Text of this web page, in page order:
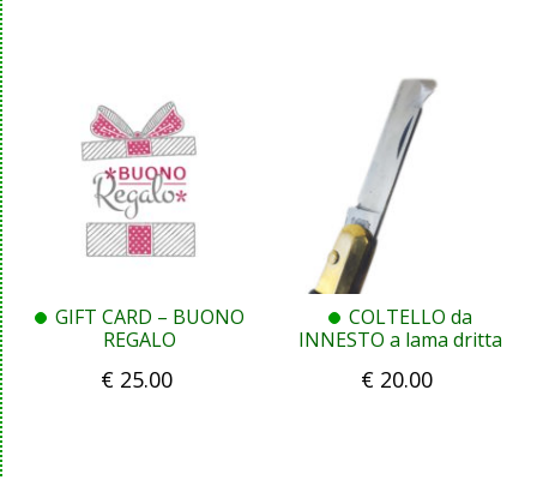
GIFT CARD – BUONO
REGALO
€25.00
COLTELLO da
INNESTO a lama dritta
€ 20.00